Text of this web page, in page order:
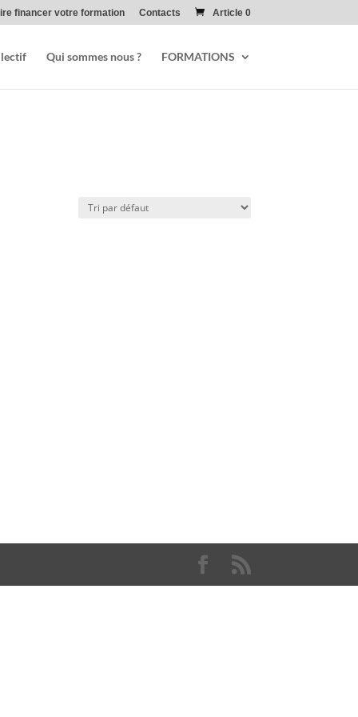
financer votre formation Contacts Article 0
Qui sommes nous ? FORMATIONS